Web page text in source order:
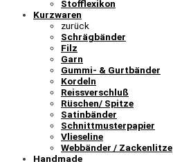
Stofflexikon
Kurzwaren
zurück
Schrägbänder
Filz
Garn
Gummi- & Gurtbänder
Kordeln
Reissverschluß
Rüschen/ Spitze
Satinbänder
Schnittmusterpapier
Vlieseline
Webbänder / Zackenlitze
Handmade